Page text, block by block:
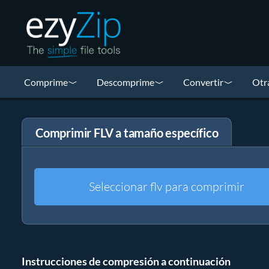
Comprime Descomprime Convertir
Comprimir FLV a tamaño específico
Seleccionar flv para comprimir
Instrucciones de compresión a continuación